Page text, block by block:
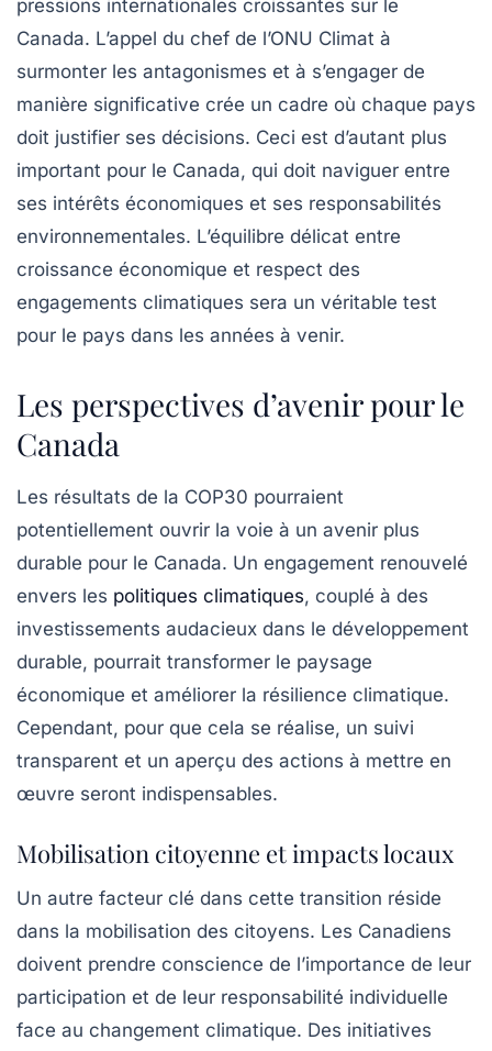
pressions internationales croissantes sur le
Canada. L’appel du chef de l’ONU Climat à
surmonter les antagonismes et à s’engager de
manière significative crée un cadre où chaque pays
doit justifier ses décisions. Ceci est d’autant plus
important pour le Canada, qui doit naviguer entre
ses intérêts économiques et ses responsabilités
environnementales. L’équilibre délicat entre
croissance économique et respect des
engagements climatiques sera un véritable test
pour le pays dans les années à venir.
Les perspectives d’avenir pour le
Canada
Les résultats de la COP30 pourraient
potentiellement ouvrir la voie à un avenir plus
durable pour le Canada. Un engagement renouvelé
envers les politiques climatiques, couplé à des
investissements audacieux dans le développement
durable, pourrait transformer le paysage
économique et améliorer la résilience climatique.
Cependant, pour que cela se réalise, un suivi
transparent et un aperçu des actions à mettre en
œuvre seront indispensables.
Mobilisation citoyenne et impacts locaux
Un autre facteur clé dans cette transition réside
dans la mobilisation des citoyens. Les Canadiens
doivent prendre conscience de l’importance de leur
participation et de leur responsabilité individuelle
face au changement climatique. Des initiatives